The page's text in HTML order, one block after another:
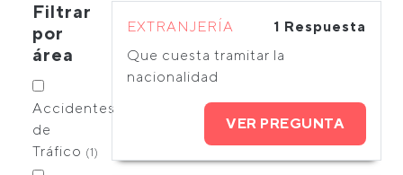
Filtrar
por
área
Accidentes
de
Tráfico (1)
EXTRANJERÍA
1 Respuesta
Que cuesta tramitar la
nacionalidad
VER PREGUNTA